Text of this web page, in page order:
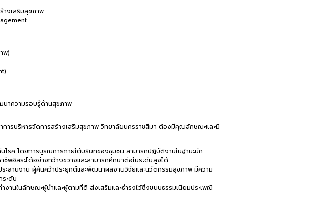
งเสริมสุขภาพ
พ)
นาความรอบรู้ด้านสุขภาพ
รบริหารจัดการสร้างเสริมสุขภาพ วิทยาลัยนครราชสีมา ต้องมีคุณลักษณะและมี
รค โดยการบูรณการภายใต้บริบทของชุมชน สามารถปฏิบัติงานในฐานะนัก
พอิสระได้อย่างกว้างขวางและสามารถศึกษาต่อในระดับสูงได้
ะสานงาน ผู้ค้นคว้าประยุกต์และพัฒนาผลงานวิจัยและนวัตกรรมสุขภาพ มีความ
ระดับ
ในลักษณะผู้นำและผู้ตามที่ดี ส่งเสริมและธำรงไว้ซึ่งขนบธรรมเนียมประเพณี